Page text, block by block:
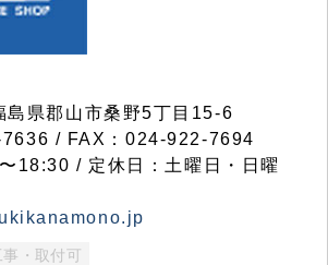
県郡山市桑野5丁目15-6
/ FAX：024-922-7694
18:30 / 定休日：土曜日・日曜
事・取付可